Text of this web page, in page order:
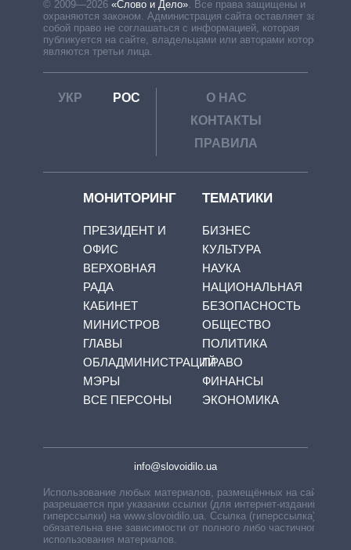
© 2009—2026 «Слово и Дело». Все права защищены и
охраняются законом. Администрация сайта оставляет за
собой право не соглашаться с информацией, которая
публикуется на сайте, владельцами или авторами которой
являются третьи лица.
УКР РОС
О НАС
КОНТАКТЫ
ПРАВИЛА
МОНИТОРИНГ
ПРЕЗИДЕНТ И
ОФИС
ВЕРХОВНАЯ
РАДА
КАБИНЕТ
МИНИСТРОВ
ГЛАВЫ
ОБЛАДМИНИСТРАЦИЙ
МЭРЫ
ВСЕ ПЕРСОНЫ
ТЕМАТИКИ
БИЗНЕС
КУЛЬТУРА
НАУКА
НАЦИОНАЛЬНАЯ
БЕЗОПАСНОСТЬ
ОБЩЕСТВО
ПОЛИТИКА
ПРАВО
ФИНАНСЫ
ЭКОНОМИКА
info@slovoidilo.ua
Использование любых материалов, размещённых на сайте,
разрешается при указании ссылки (для интернет-изданий —
гиперссылки) на www.slovoidilo.ua. Ссылка (гиперссылка)
обязательна вне зависимости от полного либо частичного
использования материалов.